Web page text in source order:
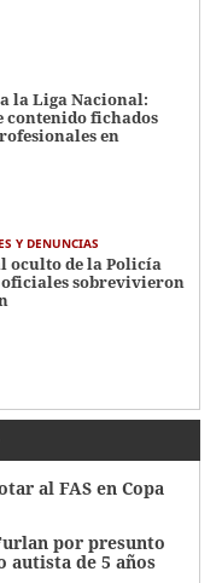
la Liga Nacional:
contenido fichados
en
Y DENUNCIAS
oculto de la Policía
sobrevivieron
al FAS en Copa
por presunto
autista de 5 años